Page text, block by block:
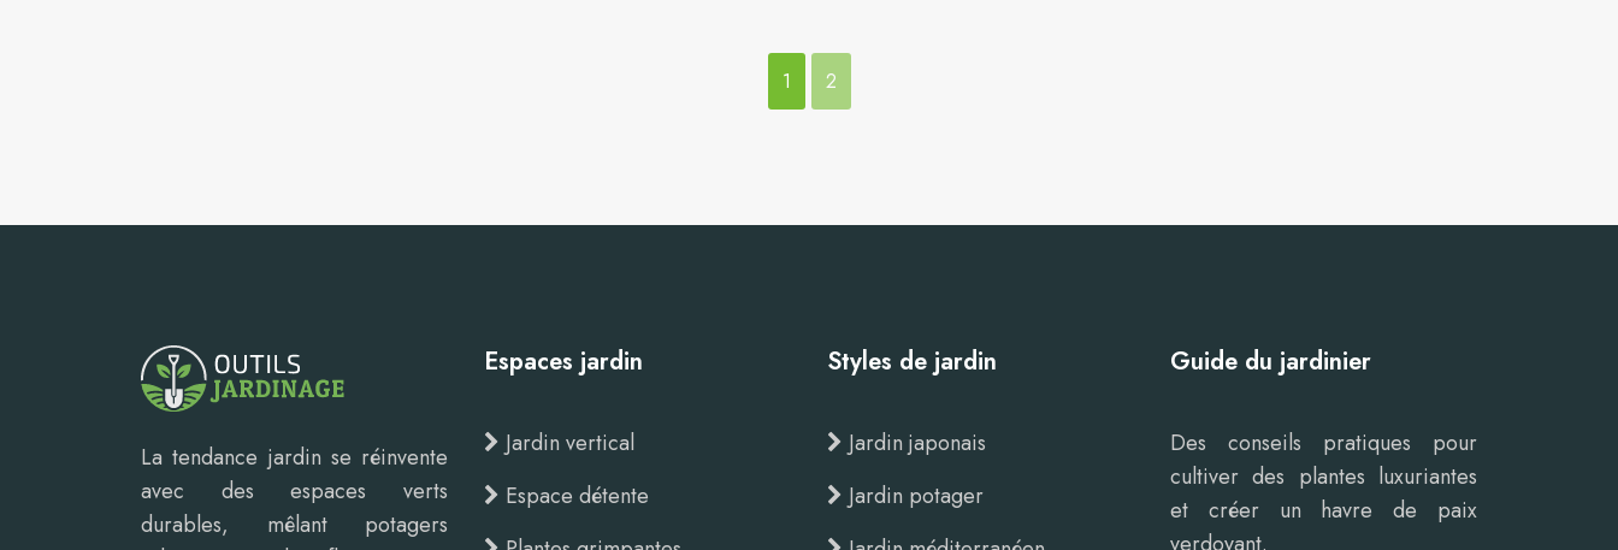
1 2
La tendance jardin se réinvente
avec des espaces verts
durables, mêlant potagers
Espaces jardin
Jardin vertical
Espace détente
Styles de jardin
Jardin japonais
Jardin potager
Guide du jardinier
Des conseils pratiques pour
cultiver des plantes luxuriantes
et créer un havre de paix